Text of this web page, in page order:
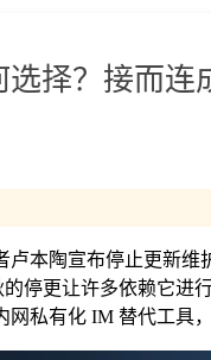
选择？接而连
本陶宣布停止更新
停更让许多依赖它进
私有化 IM 替代工具